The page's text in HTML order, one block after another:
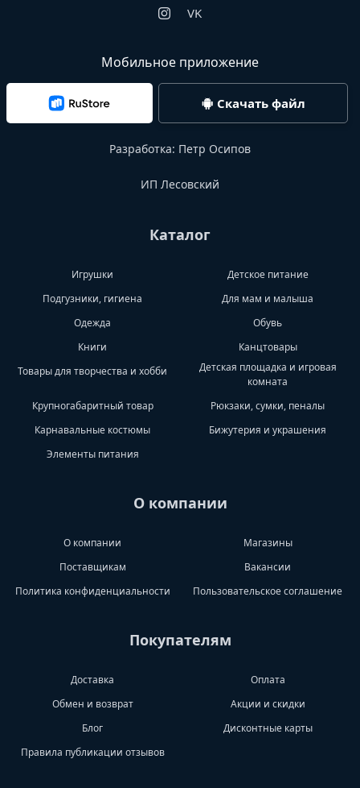
VK
Мобильное приложение
Скачать файл
Разработка: Петр Осипов
ИП Лесовский
Каталог
Игрушки
Детское питание
Подгузники, гигиена
Для мам и малыша
Одежда
Обувь
Книги
Канцтовары
Товары для творчества и хобби
Детская площадка и игровая
комната
Крупногабаритный товар
Рюкзаки, сумки, пеналы
Карнавальные костюмы
Бижутерия и украшения
Элементы питания
О компании
О компании
Магазины
Поставщикам
Вакансии
Политика конфиденциальности
Пользовательское соглашение
Покупателям
Доставка
Оплата
Обмен и возврат
Акции и скидки
Блог
Дисконтные карты
Правила публикации отзывов